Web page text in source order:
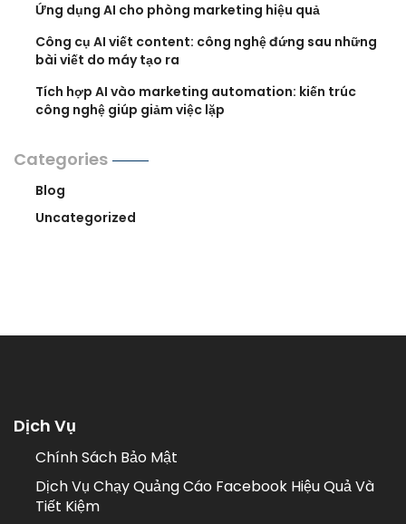
Ứng dụng AI cho phòng marketing hiệu quả
Công cụ AI viết content: công nghệ đứng sau những
bài viết do máy tạo ra
Tích hợp AI vào marketing automation: kiến trúc
công nghệ giúp giảm việc lặp
Categories
Blog
Uncategorized
Dịch Vụ
Chính Sách Bảo Mật
Dịch Vụ Chạy Quảng Cáo Facebook Hiệu Quả Và
Tiết Kiệm